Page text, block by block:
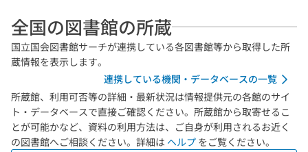
全国の図書館の所蔵
国立国会図書館サーチが連携している各図書館等から取得した所
蔵情報を表示します。
連携している機関・データベースの一覧
所蔵館、利用可否等の詳細・最新状況は情報提供元の各館のサイ
ト・データベースで直接ご確認ください。所蔵館から取寄せるこ
とが可能かなど、資料の利用方法は、ご自身が利用されるお近く
の図書館へご相談ください。詳細は ヘルプ をご覧ください。